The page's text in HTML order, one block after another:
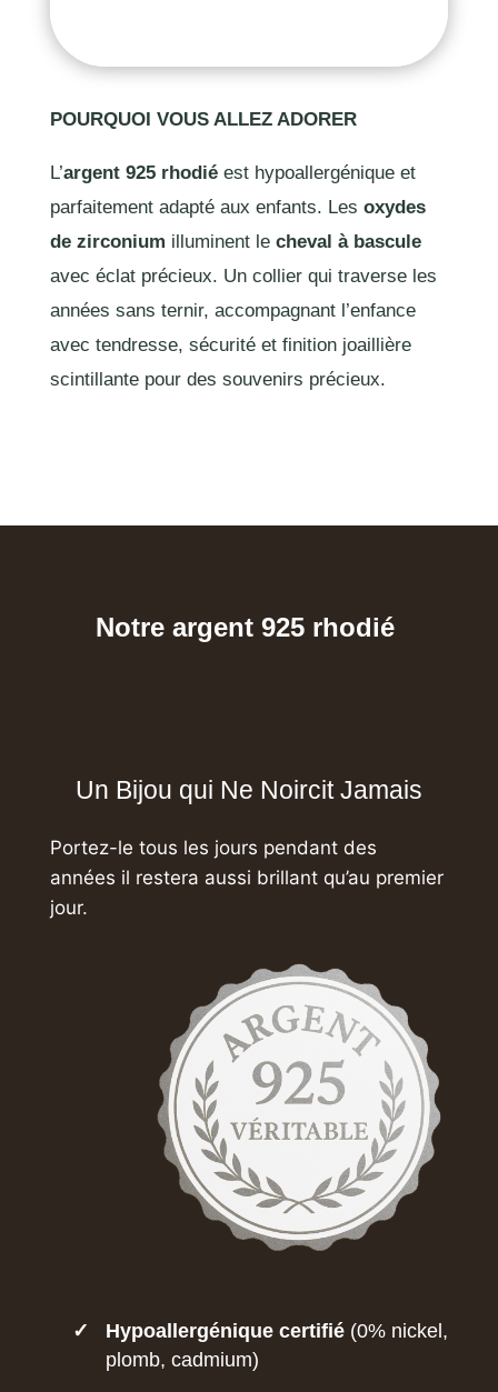
POURQUOI VOUS ALLEZ ADORER
L’argent 925 rhodiéest hypoallergénique et
parfaitement adapté aux enfants. Les oxydes
de zirconium illuminent le cheval à bascule
avec éclat précieux. Un collier qui traverse les
années sans ternir, accompagnant l’enfance
avec tendresse, sécurité et finition joaillière
scintillante pour des souvenirs précieux.
Notre argent 925 rhodié
Un Bijou qui Ne Noircit Jamais
Portez-le tous les jours pendant des
années il restera aussi brillant qu’au premier
jour.
✓ Hypoallergénique certifié(0% nickel,
plomb, cadmium)